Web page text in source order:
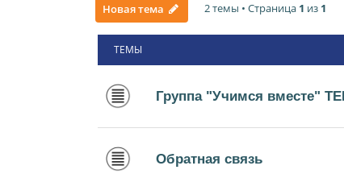
Новая тема 2 темы • Страница 1 из 1
ТЕМЫ
Группа "Учимся вместе"
Обратная связь